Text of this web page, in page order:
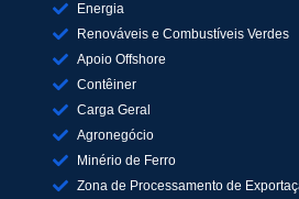
Energia
Renováveis e Combustíveis Verdes
Apoio Offshore
Contêiner
Carga Geral
Agronegócio
Minério de Ferro
Zona de Processamento de